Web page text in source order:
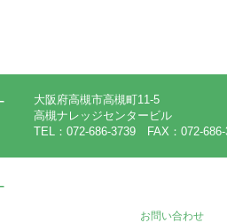
大阪府高槻市高槻町11-5
高槻ナレッジセンタービル
TEL：072-686-3739 FAX：072-686-
お問い合わせ